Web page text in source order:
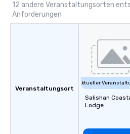
12 andere Veranstaltungsorten
Anforderungen
Veranstaltungsort
Aktueller
Salishan
Lodge